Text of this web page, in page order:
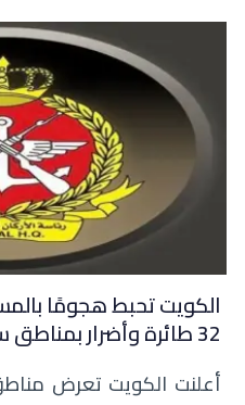
الكويت تحبط هجومًا
32 طائرة وأضرار بمناطق سكنية
أعلنت الكويت تعرض